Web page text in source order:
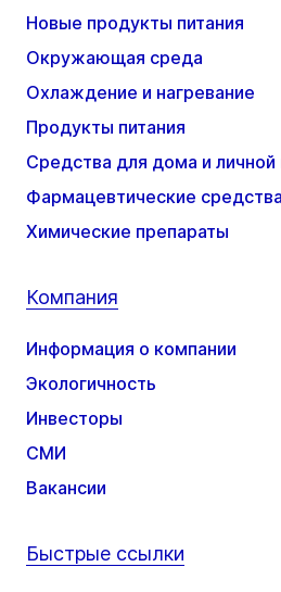
Новые продукты питания
Окружающая среда
Охлаждение и нагревание
Продукты питания
Средства для дома и личной
Фармацевтические средства
Химические препараты
Компания
Информация о компании
Экологичность
Инвесторы
СМИ
Вакансии
Быстрые ссылки